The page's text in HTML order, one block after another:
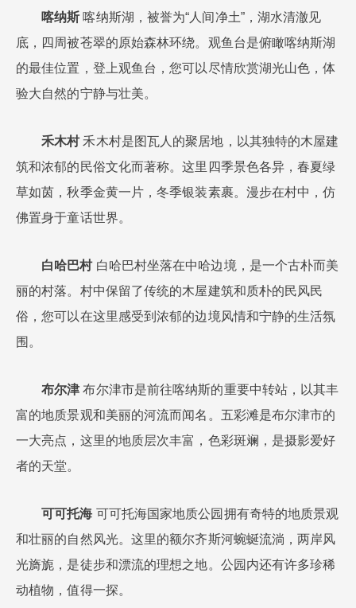
喀纳斯 喀纳斯湖，被誉为“人间净土”，湖水清澈见
底，四周被苍翠的原始森林环绕。观鱼台是俯瞰喀纳斯湖
的最佳位置，登上观鱼台，您可以尽情欣赏湖光山色，体
验大自然的宁静与壮美。
禾木村禾木村是图瓦人的聚居地，以其独特的木屋建
筑和浓郁的民俗文化而著称。这里四季景色各异，春夏绿
草如茵，秋季金黄一片，冬季银装素裹。漫步在村中，仿
佛置身于童话世界。
白哈巴村白哈巴村坐落在中哈边境，是一个古朴而美
丽的村落。村中保留了传统的木屋建筑和质朴的民风民
俗，您可以在这里感受到浓郁的边境风情和宁静的生活氛
围。
布尔津 布尔津市是前往喀纳斯的重要中转站，以其丰
富的地质景观和美丽的河流而闻名。五彩滩是布尔津市的
一大亮点，这里的地质层次丰富，色彩斑斓，是摄影爱好
者的天堂。
可可托海 可可托海国家地质公园拥有奇特的地质景观
和壮丽的自然风光。这里的额尔齐斯河蜿蜒流淌，两岸风
光旖旎，是徒步和漂流的理想之地。公园内还有许多珍稀
动植物，值得一探。